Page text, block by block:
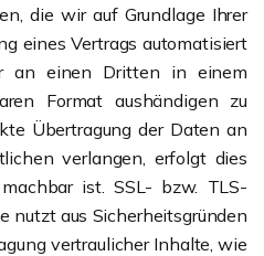
die wir auf Grundlage Ihrer
eines Vertrags automatisiert
an einen Dritten in einem
Format aushändigen zu
Übertragung der Daten an
verlangen, erfolgt dies
ist. SSL- bzw. TLS-
nutzt aus Sicherheitsgründen
vertraulicher Inhalte, wie